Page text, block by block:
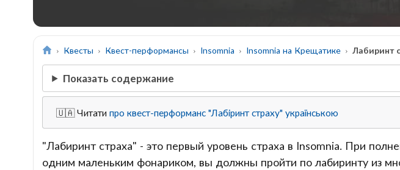
Квесты Квест-перформансы Insomnia Insomnia на Крещатике Лабиринт
Показать содержание
🇺🇦 Читати про квест-перформанс "Лабіринт страху" українською
"Лабиринт страха" - это первый уровень страха в Insomnia. При
одним маленьким фонариком, вы должны пройти по лабиринту из